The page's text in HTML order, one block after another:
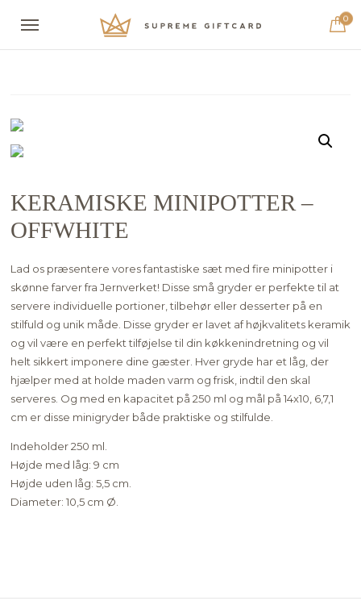
0
KERAMISKE MINIPOTTER –
OFFWHITE
Lad os præsentere vores fantastiske sæt med fire minipotter i
skønne farver fra Jernverket! Disse små gryder er perfekte til at
servere individuelle portioner, tilbehør eller desserter på en
stilfuld og unik måde. Disse gryder er lavet af højkvalitets keramik
og vil være en perfekt tilføjelse til din køkkenindretning og vil
helt sikkert imponere dine gæster. Hver gryde har et låg, der
hjælper med at holde maden varm og frisk, indtil den skal
serveres. Og med en kapacitet på 250 ml og mål på 14x10, 6,7,1
cm er disse minigryder både praktiske og stilfulde.
Indeholder 250 ml.
Højde med låg: 9 cm
Højde uden låg: 5,5 cm.
Diameter: 10,5 cm Ø.